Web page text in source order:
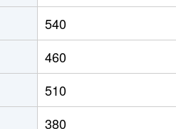
徒歩26分
徒歩29分
540
460
510
380